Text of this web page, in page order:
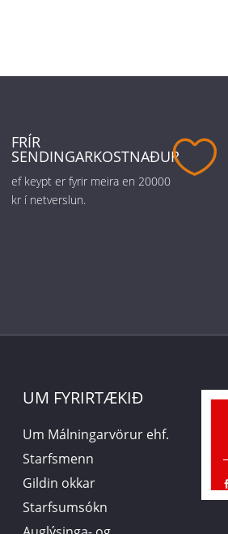
FRÍR
SENDINGARKOSTNAÐUR
ef keypt er fyrir meira en 20000
kr í netverslun.

UM FYRIRTÆKIÐ
Um Málningarvörur ehf.
Starfsmenn
Gildin okkar
Starfsumsókn